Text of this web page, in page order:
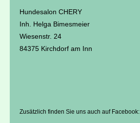
Hundesalon CHERY
Inh. Helga Bimesmeier
Wiesenstr. 24
84375 Kirchdorf am Inn
Zusätzlich finden Sie uns auch auf Facebook: